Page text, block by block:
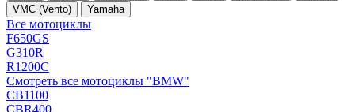
VMC (Vento)
Yamaha
Все мотоциклы
F650GS
G310R
R1200C
Смотреть все мотоциклы "BMW"
CB1100